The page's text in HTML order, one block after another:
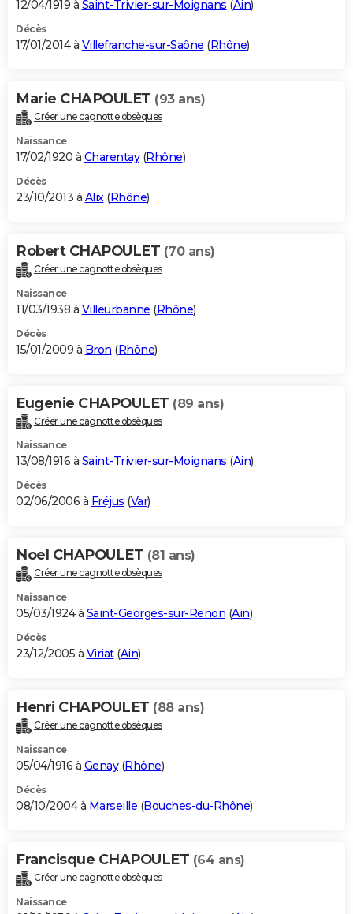
12/04/1919 à Saint-Trivier-sur-Moignans (Ain)
Décès
17/01/2014 à Villefranche-sur-Saône (Rhône)
Marie CHAPOULET (93 ans)
Créer une cagnotte obsèques
Naissance
17/02/1920 à Charentay(Rhône)
Décès
23/10/2013 à Alix(Rhône)
Robert CHAPOULET (70 ans)
Créer une cagnotte obsèques
Naissance
11/03/1938 à Villeurbanne (Rhône)
Décès
15/01/2009 à Bron (Rhône)
Eugenie CHAPOULET (89 ans)
Créer une cagnotte obsèques
Naissance
13/08/1916 à Saint-Trivier-sur-Moignans (Ain)
Décès
02/06/2006 à Fréjus (Var)
Noel CHAPOULET (81 ans)
Créer une cagnotte obsèques
Naissance
05/03/1924 à Saint-Georges-sur-Renon (Ain)
Décès
23/12/2005 à Viriat(Ain)
Henri CHAPOULET (88 ans)
Créer une cagnotte obsèques
Naissance
05/04/1916 à Genay(Rhône)
Décès
08/10/2004 à Marseille (Bouches-du-Rhône)
Francisque CHAPOULET (64 ans)
Créer une cagnotte obsèques
Naissance